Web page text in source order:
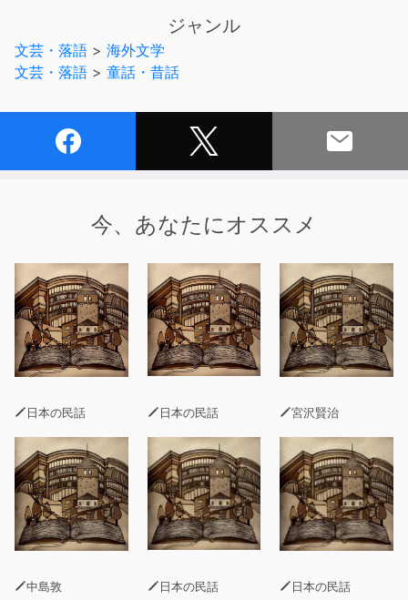
ジャンル
文芸・落語 > 海外文学
文芸・落語 > 童話・昔話
今、あなたにオススメ
日本の民話 日本の民話 宮沢賢治
中島敦 日本の民話 日本の民話